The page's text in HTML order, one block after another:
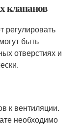
клапанов
регулировать
быть
отверстиях и
к вентиляции.
необходимо